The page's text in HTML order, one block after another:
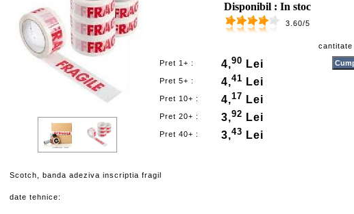
Disponibil : In stoc
3.60/5
cantitate
Pret 1+ : 4,90 Lei
Pret 5+ : 4,41 Lei
Pret 10+ : 4,17 Lei
Pret 20+ : 3,92 Lei
Pret 40+ : 3,43 Lei
Scotch, banda adeziva inscriptia fragil
date tehnice: